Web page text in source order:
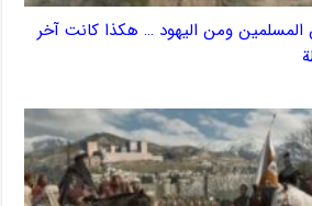
المسلمين ومن اليهود … هكذا كانت آخر